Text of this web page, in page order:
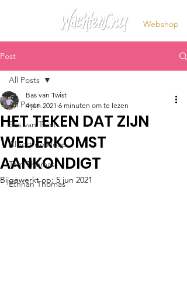
Webshop
Post
All Posts
Bas van Twist
Albert de Hoop
Tom Thomas
Ethnan Thomas
All Posts
HET TEKEN DAT ZIJN
WEDERKOMST
AANKONDIGT
Bas van Twist
4 jun 2021 6 minuten om te lezen
Bijgewerkt op: 5 jun 2021